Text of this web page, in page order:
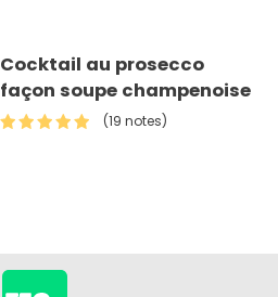
Cocktail au prosecco
façon soupe champenoise
(19 notes)